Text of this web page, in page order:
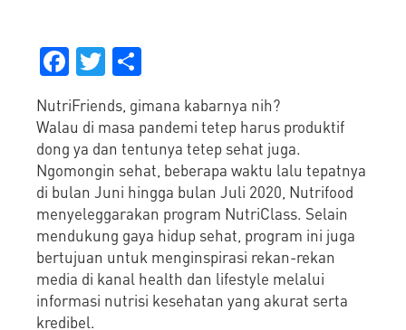
Facebook
Twitter
NutriFriends, gimana kabarnya nih?
Walau di masa pandemi tetep harus produktif
dong ya dan tentunya tetep sehat juga.
Ngomongin sehat, beberapa waktu lalu tepatnya
di bulan Juni hingga bulan Juli 2020, Nutrifood
menyeleggarakan program NutriClass. Selain
mendukung gaya hidup sehat, program ini juga
bertujuan untuk menginspirasi rekan-rekan
media di kanal health dan lifestyle melalui
informasi nutrisi kesehatan yang akurat serta
kredibel.